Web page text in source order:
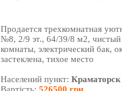
Продается трехкомнатная
№8, 2/9 эт., 64/39/8 м2, чистый
комнаты, электрический бак,
застеклена, тихое место
Населений пункт:Краматорск